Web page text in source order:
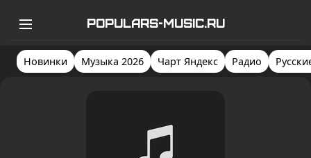
POPULARS-MUSIC.RU
Новинки Музыка 2026 Чарт Яндекс Радио